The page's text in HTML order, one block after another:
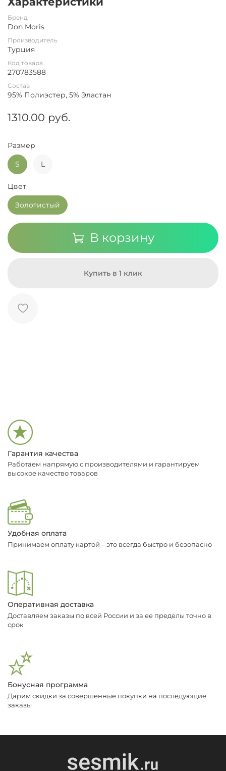
Бренд
Don Moris
Производитель
Турция
Код товара
270783588
Состав
95% Полиэстер, 5% Эластан
1310.00 руб.
В корзину
Купить в 1 клик
Размер
S L
Цвет
Золотистый
Гарантия качества
Работаем напрямую с производителями и гарантируем
высокое качество товаров
Удобная оплата
Принимаем оплату картой – это всегда быстро и безопасно
Оперативная доставка
Доставляем заказы по всей России и за ее пределы точно в
срок
Бонусная программа
Дарим скидки за совершенные покупки на последующие
заказы